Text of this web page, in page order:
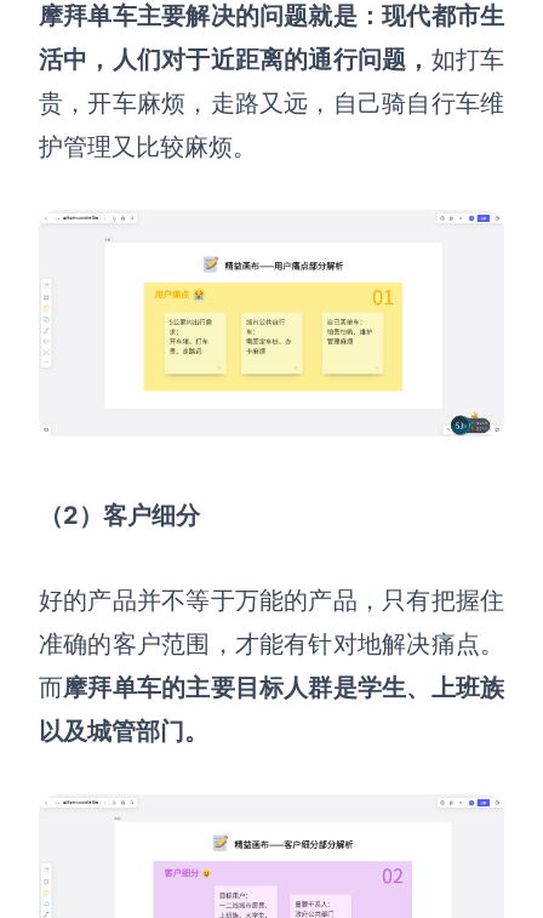
AI生成AARRR模型
模板社区
企业服务
私有化部署
客户案例
用boardmix提升团队协作效率
企业版申请试用
帮助中心
知识分享社区
探索创意灵感与高效协作技巧
定价
摩拜单车主要解决的问题就是：现代都市生
活中，人们对于近距离的通行问题， 如打车
贵，开车麻烦，走路又远，自己骑自行车维
护管理又比较麻烦。
（2）客户细分
好的产品并不等于万能的产品，只有把握住
准确的客户范围，才能有针对地解决痛点。
而摩拜单车的主要目标人群是学生、上班族
以及城管部门。